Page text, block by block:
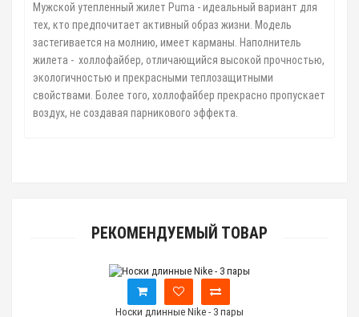
Мужской утепленный жилет Puma - идеальный вариант для
тех, кто предпочитает активный образ жизни. Модель
застегивается на молнию, имеет карманы. Наполнитель
жилета - холлофайбер, отличающийся высокой прочностью,
экологичностью и прекрасными теплозащитными
свойствами. Более того, холлофайбер прекрасно пропускает
воздух, не создавая парникового эффекта.
РЕКОМЕНДУЕМЫЙ ТОВАР
Носки длинные Nike - 3 пары